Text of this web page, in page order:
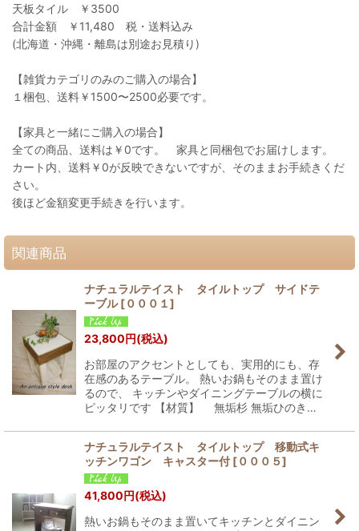
天板タイル ￥3500
合計金額 ￥11,480 税・送料込み
(北海道・沖縄・離島は別途お見積り)
【雑貨カテゴリのみのご購入の場合】
１梱包、送料￥1500〜2500必要です。
【家具と一緒にご購入の場合】
全ての商品、送料は￥0です。 家具と同梱包でお届けします。
カート内、送料￥0が反映できないですが、そのままお手続きくだ
さい。
後ほど金額変更手続きを行います。
関連商品
ナチュラルテイスト タイルトップ サイドテ
ーブル [０００１]
23,800円(税込)
お部屋のアクセントとしても、実用的にも、存
在感のあるテーブル。 熱いお鍋もそのまま置け
るので、 キッチンやダイニングテーブルの横に
ピッタリです 【材質】 無垢杉 無垢ひのき…
ナチュラルテイスト タイルトップ 移動式キ
ッチンワゴン キャスター付 [０００５]
41,800円(税込)
熱いお鍋もそのまま置いてキッチンとダイニン